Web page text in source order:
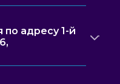
адресу 1-й